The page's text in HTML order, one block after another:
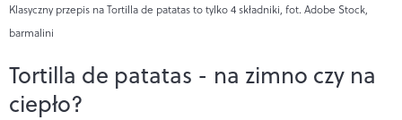
Klasyczny przepis na Tortilla de patatas to tylko 4 składniki, fot. Adobe Stock,
barmalini
Tortilla de patatas - na zimno czy na
ciepło?